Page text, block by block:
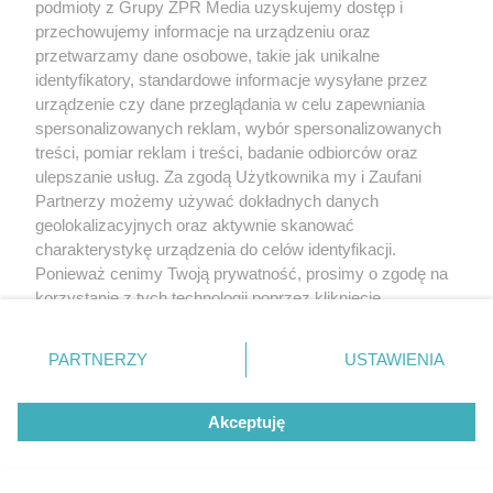
Żaden utwór zamieszczony w serwisie nie może być powielany i
rozpowszechniany lub dalej rozpowszechniany w jakikolwiek sposób
(w tym także elektroniczny lub mechaniczny) na jakimkolwiek polu
eksploatacji w jakiejkolwiek formie, włącznie z umieszczaniem w
Internecie bez pisemnej zgody właściciela praw. Jakiekolwiek użycie
lub wykorzystanie utworów w całości lub w części z naruszeniem
prawa, tzn. bez właściwej zgody, jest zabronione pod groźbą kary i
może być ścigane prawnie.
O nas
© 2026 Grupa ZPR Media
podmioty z Grupy ZPR Media uzyskujemy dostęp i
przechowujemy informacje na urządzeniu oraz
przetwarzamy dane osobowe, takie jak unikalne
identyfikatory, standardowe informacje wysyłane przez
urządzenie czy dane przeglądania w celu zapewniania
spersonalizowanych reklam, wybór spersonalizowanych
treści, pomiar reklam i treści, badanie odbiorców oraz
ulepszanie usług. Za zgodą Użytkownika my i Zaufani
Partnerzy możemy używać dokładnych danych
geolokalizacyjnych oraz aktywnie skanować
charakterystykę urządzenia do celów identyfikacji.
Ponieważ cenimy Twoją prywatność, prosimy o zgodę na
korzystanie z tych technologii poprzez kliknięcie
zmienić/wycofać klikając przycisk ustawień prywatności
znajdujący się w lewym dolnym rogu strony
rodzaje przetwarzania danych nie wymagają zgody
użytkownika, ale masz prawo sprzeciwić się takiemu
przetwarzaniu. Preferencje będą miały zastosowanie tylko
PARTNERZY USTAWIENIA
Akceptuję